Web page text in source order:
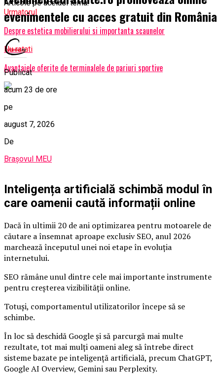
Articole pe aceiasi tema:
Urmatorul
Despre estetica mobilierului si importanta scaunelor
Nu ratati
Avantajele oferite de terminalele de pariuri sportive
evenimentele cu acces gratuit din România
Publicat
acum 23 de ore
pe
august 7, 2026
De
Brașovul MEU
Inteligența artificială schimbă modul în
care oamenii caută informații online
Dacă în ultimii 20 de ani optimizarea pentru motoarele de
căutare a însemnat aproape exclusiv SEO, anul 2026
marchează începutul unei noi etape în evoluția
internetului.
SEO rămâne unul dintre cele mai importante instrumente
pentru creșterea vizibilității online.
Totuși, comportamentul utilizatorilor începe să se
schimbe.
În loc să deschidă Google și să parcurgă mai multe
rezultate, tot mai mulți oameni aleg să întrebe direct
sisteme bazate pe inteligență artificială, precum ChatGPT,
Google AI Overview, Gemini sau Perplexity.